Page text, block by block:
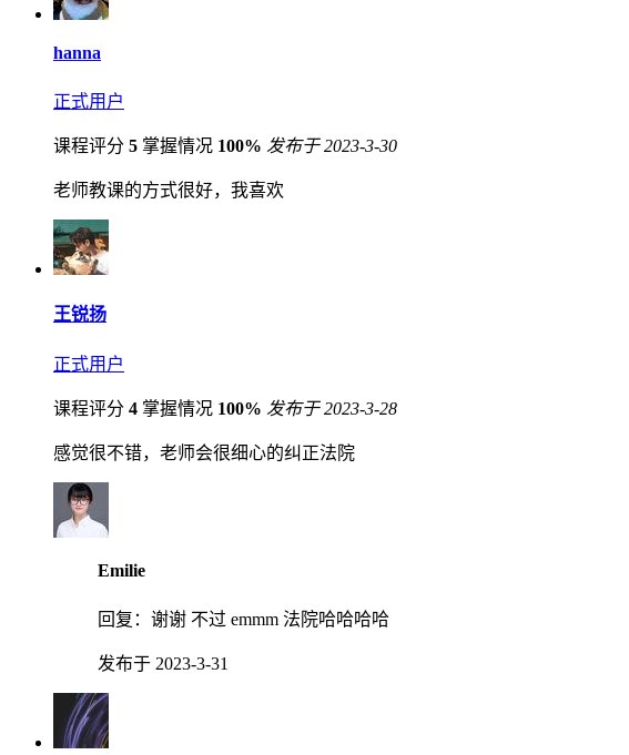
hanna
正式用户
课程评分 5 掌握情况 100% 发布于 2023-3-30
老师教课的方式很好，我喜欢
王锐扬
正式用户
课程评分 4 掌握情况 100% 发布于 2023-3-28
感觉很不错，老师会很细心的纠正法院
Emilie
回复： 谢谢 不过 emmm 法院哈哈哈哈
发布于 2023-3-31